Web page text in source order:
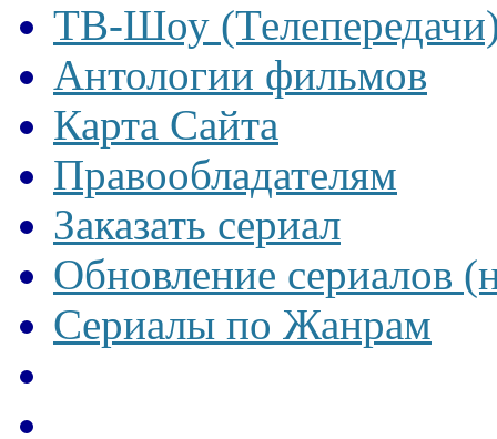
ТВ-Шоу
Антологии фильмов
Карта Сайта
Правообладателям
Заказать сериал
Обновление сериалов
Сериалы по Жанрам